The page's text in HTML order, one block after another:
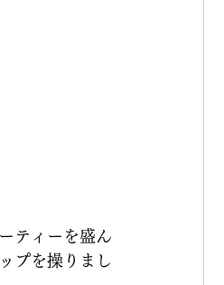
ティーを盛ん
プを操りまし